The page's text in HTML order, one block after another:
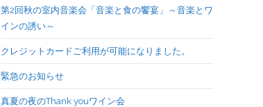
第2回秋の室内音楽会「音楽と食の饗宴」～音楽とワ
インの誘い～
クレジットカードご利用が可能になりました。
緊急のお知らせ
真夏の夜のThank youワイン会